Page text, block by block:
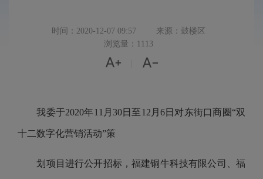
时间：2020-12-07 09:57
来源：鼓楼区
浏览量：1113
 
我委于2020年11月30日至12月6日对东街口商圈“双
十二数字化营销活动”策
划项目进行公开招标，福建铜牛科技有限公司、福